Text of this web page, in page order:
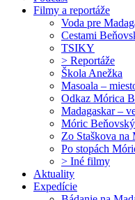
Filmy a reportáže
Voda pre
Cestami
TSIKY
> Reportáže
Škola Anežka
Masoala –
Odkaz Mórica
Madagaskar –
Móric
Zo Staškova na
Po stopách
> Iné filmy
Aktuality
Expedície